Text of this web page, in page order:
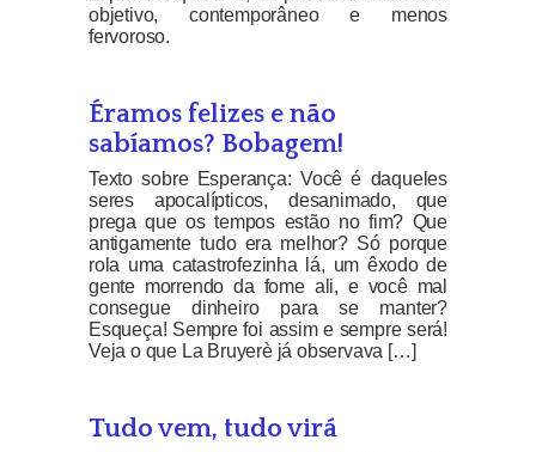
objetivo, contemporâneo e menos
fervoroso.
Éramos felizes e não
sabíamos? Bobagem!
Texto sobre Esperança: Você é daqueles
seres apocalípticos, desanimado, que
prega que os tempos estão no fim? Que
antigamente tudo era melhor? Só porque
rola uma catastrofezinha lá, um êxodo de
gente morrendo da fome ali, e você mal
consegue dinheiro para se manter?
Esqueça! Sempre foi assim e sempre será!
Veja o que La Bruyerè já observava […]
Tudo vem, tudo virá